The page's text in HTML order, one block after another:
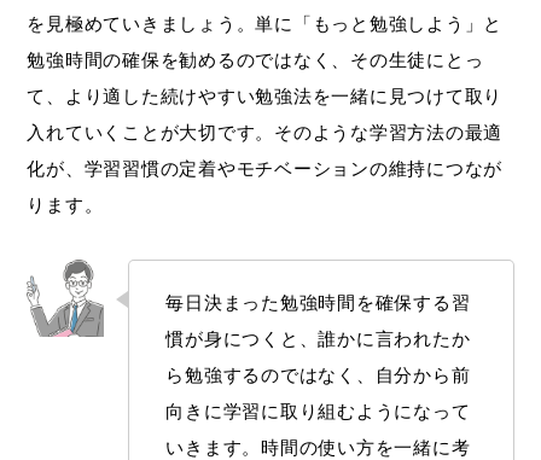
を見極めていきましょう。単に「もっと勉強しよう」と
勉強時間の確保を勧めるのではなく、その生徒にとっ
て、より適した続けやすい勉強法を一緒に見つけて取り
入れていくことが大切です。そのような学習方法の最適
化が、学習習慣の定着やモチベーションの維持につなが
ります。
毎日決まった勉強時間を確保する習
慣が身につくと、誰かに言われたか
ら勉強するのではなく、自分から前
向きに学習に取り組むようになって
いきます。時間の使い方を一緒に考